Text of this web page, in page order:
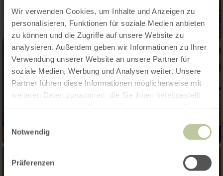
Wir verwenden Cookies, um Inhalte und Anzeigen zu
personalisieren, Funktionen für soziale Medien anbieten
zu können und die Zugriffe auf unsere Website zu
analysieren. Außerdem geben wir Informationen zu Ihrer
Verwendung unserer Website an unsere Partner für
soziale Medien, Werbung und Analysen weiter. Unsere
Partner führen diese Informationen möglicherweise mit
weiteren Daten zusammen, die Sie ihnen bereitgestellt
Notwendig
Präferenzen